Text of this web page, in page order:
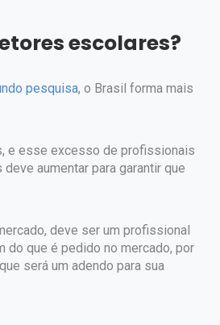
escolares?
pesquisa, o Brasil forma mais
e esse excesso de profissionais
aumentar para garantir que
deve ser um profissional
do que é pedido no mercado, por
será um adendo para sua